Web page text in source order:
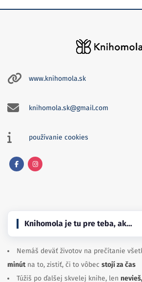
www.knihomola.sk
knihomola.sk@gmail.com
používanie cookies
Knihomola je tu pre teba, ak…
Nemáš deväť životov na prečítanie
minútna to, zistiť, či to vôbec stojí za čas
Túžiš po ďalšej skvelej knihe, len